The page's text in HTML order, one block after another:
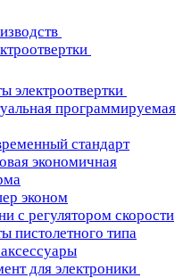
электроотвертки
программируемая
стандарт
экономичная
эконом
с регулятором скорости
пистолетного типа
для электроники